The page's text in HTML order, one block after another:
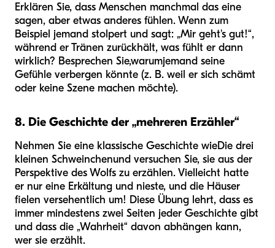
Erklären Sie, dass Menschen manchmal das eine
sagen, aber etwas anderes fühlen. Wenn zum
Beispiel jemand stolpert und sagt: „Mir geht's gut!“,
während er Tränen zurückhält, was fühlt er dann
wirklich? Besprechen Sie,warumjemand seine
Gefühle verbergen könnte (z. B. weil er sich schämt
oder keine Szene machen möchte).
8. Die Geschichte der „mehreren Erzähler“
Nehmen Sie eine klassische Geschichte wieDie drei
kleinen Schweinchenund versuchen Sie, sie aus der
Perspektive des Wolfs zu erzählen. Vielleicht hatte
er nur eine Erkältung und nieste, und die Häuser
fielen versehentlich um! Diese Übung lehrt, dass es
immer mindestens zwei Seiten jeder Geschichte gibt
und dass die „Wahrheit“ davon abhängen kann,
wer sie erzählt.